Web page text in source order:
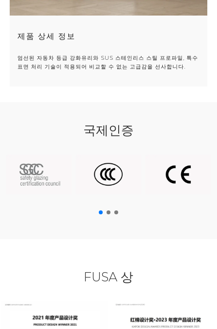
제품 상세 정보
엄선된 자동차 등급 강화유리와 SUS 스테인리스 스틸 프로파일, 특수
표면 처리 기술이 적용되어 비교할 수 없는 고급감을 선사합니다.
국제인증
FUSA 상